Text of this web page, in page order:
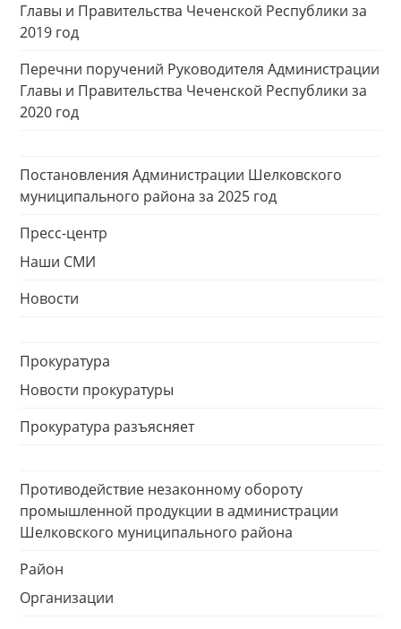
Главы и Правительства Чеченской Республики за
2019 год
Перечни поручений Руководителя Администрации
Главы и Правительства Чеченской Республики за
2020 год
Постановления Администрации Шелковского
муниципального района за 2025 год
Пресс-центр
Наши СМИ
Новости
Прокуратура
Новости прокуратуры
Прокуратура разъясняет
Противодействие незаконному обороту
промышленной продукции в администрации
Шелковского муниципального района
Район
Организации